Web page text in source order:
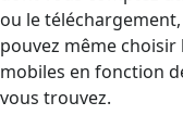
ou le
pouvez même
mobiles en fonction
vous trouvez.